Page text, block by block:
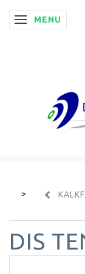
SKIFTE
MENU
DIS